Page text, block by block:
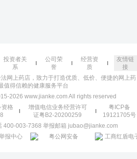
投资者关
系
公司荣
誉
经营资
质
友情链
接
网上药店，致力于打造优质、低价、便捷的网上药
值得信赖的健康服务平台
2026 www.jianke.com All rights reserved
格
增值电信业务经营许可
证粤B2-20200259
粤ICP备
19121705号
400-003-7368 举报邮箱 jubao@jianke.com